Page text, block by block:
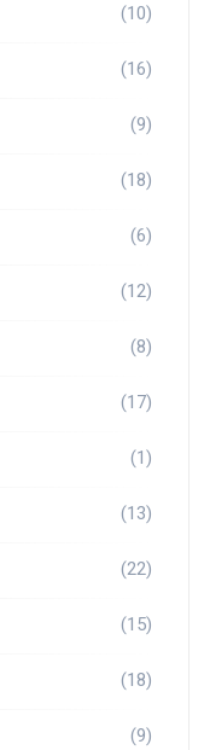
(10)
(16)
(9)
(18)
(6)
(12)
(8)
(17)
(1)
(13)
(22)
(15)
(18)
(9)